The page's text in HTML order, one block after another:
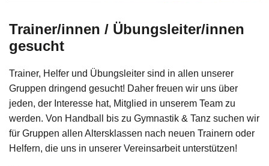
Trainer/innen / Übungsleiter/innen
gesucht
Trainer, Helfer und Übungsleiter sind in allen unserer
Gruppen dringend gesucht! Daher freuen wir uns über
jeden, der Interesse hat, Mitglied in unserem Team zu
werden. Von Handball bis zu Gymnastik & Tanz suchen wir
für Gruppen allen Altersklassen nach neuen Trainern oder
Helfern, die uns in unserer Vereinsarbeit unterstützen!